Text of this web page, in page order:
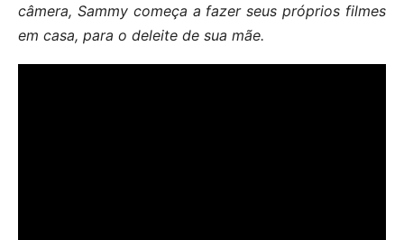
câmera, Sammy começa a fazer seus próprios filmes
em casa, para o deleite de sua mãe.